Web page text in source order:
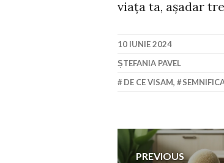
viața ta, așadar
10 IUNIE 2024
ȘTEFANIA PAVEL
DE CE VISAM,
Navigare
PREVIOUS